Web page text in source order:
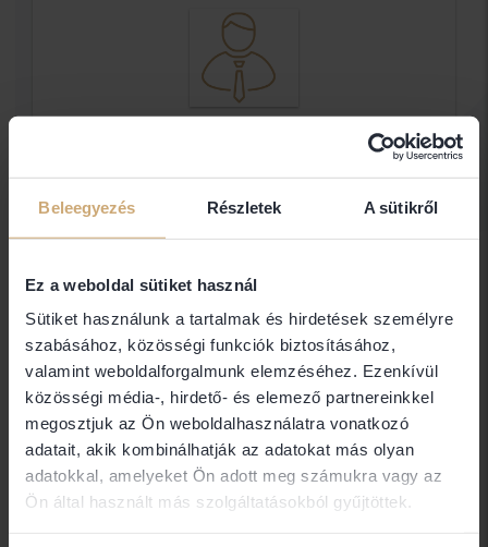
Beleegyezés Részletek A sütikről
Ez a weboldal sütiket használ
Sütiket használunk a tartalmak és hirdetések személyre
szabásához, közösségi funkciók biztosításához,
valamint weboldalforgalmunk elemzéséhez. Ezenkívül
közösségi média-, hirdető- és elemező partnereinkkel
megosztjuk az Ön weboldalhasználatra vonatkozó
adatait, akik kombinálhatják az adatokat más olyan
adatokkal, amelyeket Ön adott meg számukra vagy az
Ön által használt más szolgáltatásokból gyűjtöttek.
Dr. Réthy Sándor Ügyvéd
Ügyvéd
Elérhetőségek
5540 Szarvas
Amennyiben nem találja a keresett ügyvéd
elérhetőségét (email, telefon), abban az esetben
nem Ügyvédbróker partner. Közvetlen